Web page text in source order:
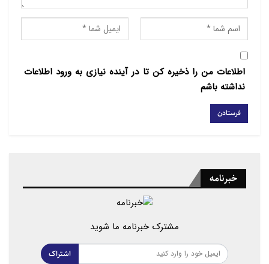
اطلاعات من را ذخیره کن تا در آینده نیازی به ورود اطلاعات
نداشته باشم
خبرنامه
مشترک خبرنامه ما شوید
اشتراک